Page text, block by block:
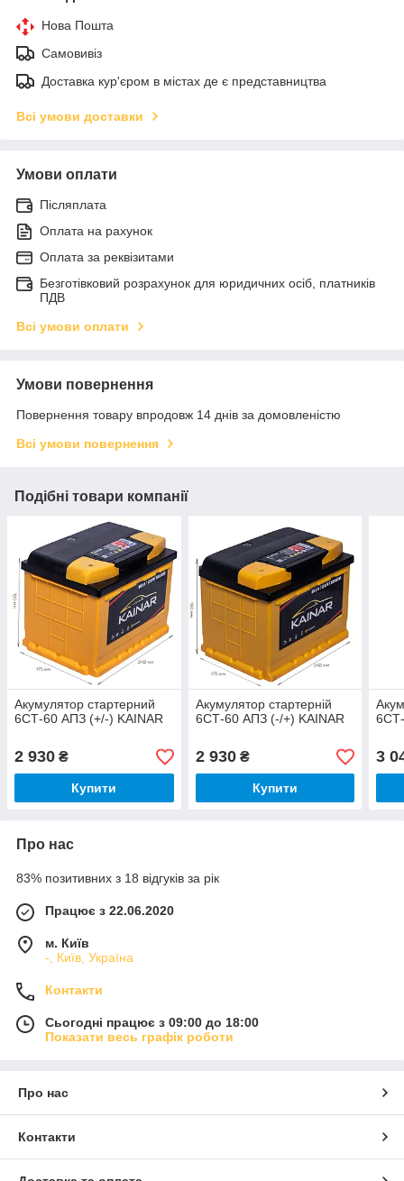
Нова Пошта
Самовивіз
Доставка кур'єром в містах де є представництва
Всі умови доставки
Умови оплати
Післяплата
Оплата на рахунок
Оплата за реквізитами
Безготівковий розрахунок для юридичних осіб, платників
ПДВ
Всі умови оплати
Умови повернення
Повернення товару впродовж 14 днів за домовленістю
Всі умови повернення
Подібні товари компанії
Акумулятор стартерний
6СТ-60 АПЗ (+/-) KAINAR
2 930 ₴
Купити
Акумулятор стартерній
6СТ-60 АПЗ (-/+) KAINAR
2 930₴
Купити
3
Про нас
83% позитивних з 18 відгуків за рік
Працює з 22.06.2020
м. Київ
-, Київ, Україна
Контакти
Сьогодні працює з 09:00 до 18:00
Показати весь графік роботи
Про нас
Контакти